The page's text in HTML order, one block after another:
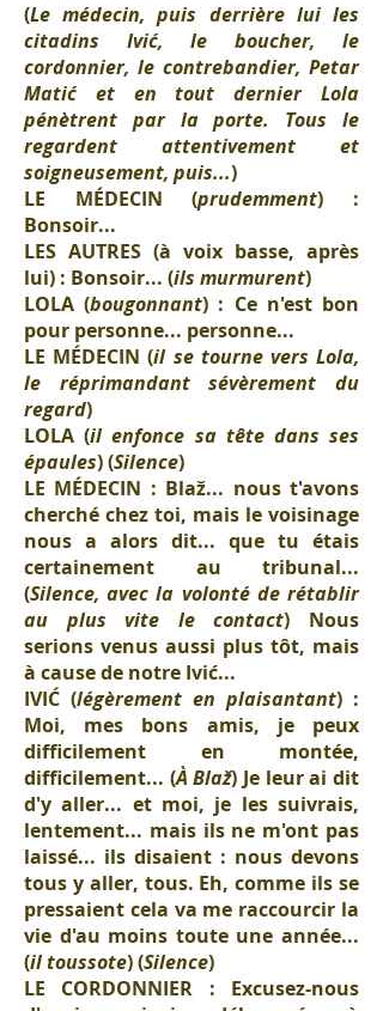
(Le médecin, puis derrière lui les
citadins Ivić, le boucher, le
cordonnier, le contrebandier, Petar
Matić et en tout dernier Lola
pénètrent par la porte. Tous le
regardent attentivement et
soigneusement, puis...)
LE MÉDECIN (prudemment) :
Bonsoir...
LES AUTRES (à voix basse, après
lui) : Bonsoir... (ils murmurent)
LOLA (bougonnant) : Ce n'est bon
pour personne... personne...
LE MÉDECIN (il se tourne vers Lola,
le réprimandant sévèrement du
regard)
LOLA (il enfonce sa tête dans ses
épaules) (Silence)
LE MÉDECIN : Blaž... nous t'avons
cherché chez toi, mais le voisinage
nous a alors dit... que tu étais
certainement au tribunal...
(Silence, avec la volonté de rétablir
au plus vite le contact) Nous
serions venus aussi plus tôt, mais
à cause de notre Ivić...
IVIĆ (légèrement en plaisantant) :
Moi, mes bons amis, je peux
difficilement en montée,
difficilement... (À Blaž) Je leur ai dit
d'y aller... et moi, je les suivrais,
lentement... mais ils ne m'ont pas
laissé... ils disaient : nous devons
tous y aller, tous. Eh, comme ils se
pressaient cela va me raccourcir la
vie d'au moins toute une année...
(il toussote) (Silence)
LE CORDONNIER : Excusez-nous